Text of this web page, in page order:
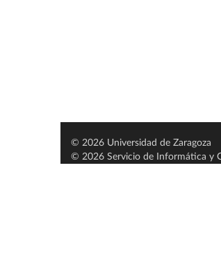
© 2026 Universidad de Zaragoza
© 2026 Servicio de Informática y